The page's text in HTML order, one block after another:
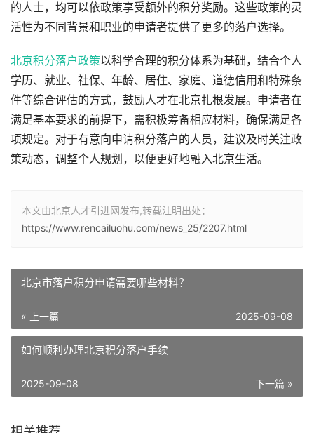
的人士，均可以依政策享受额外的积分奖励。这些政策的灵
活性为不同背景和职业的申请者提供了更多的落户选择。
北京积分落户政策以科学合理的积分体系为基础，结合个人
学历、就业、社保、年龄、居住、家庭、道德信用和特殊条
件等综合评估的方式，鼓励人才在北京扎根发展。申请者在
满足基本要求的前提下，需积极筹备相应材料，确保满足各
项规定。对于有意向申请积分落户的人员，建议及时关注政
策动态，调整个人规划，以便更好地融入北京生活。
本文由北京人才引进网发布,转载注明出处：
https://www.rencailuohu.com/news_25/2207.html
北京市落户积分申请需要哪些材料？
« 上一篇 2025-09-08
如何顺利办理北京积分落户手续
下一篇 »
2025-09-08